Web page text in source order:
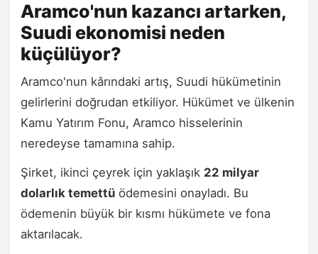
Aramco'nun kazancı artarken,
Suudi ekonomisi neden
küçülüyor?
Aramco'nun kârındaki artış, Suudi hükümetinin
gelirlerini doğrudan etkiliyor. Hükümet ve ülkenin
Kamu Yatırım Fonu, Aramco hisselerinin
neredeyse tamamına sahip.
Şirket, ikinci çeyrek için yaklaşık 22 milyar
dolarlık temettü ödemesini onayladı. Bu
ödemenin büyük bir kısmı hükümete ve fona
aktarılacak.